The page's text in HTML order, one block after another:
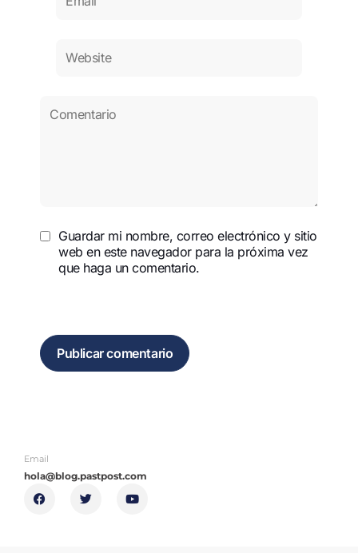
Guardar mi nombre, correo electrónico y sitio
web en este navegador para la próxima vez
que haga un comentario.
Email
hola@blog.pastpost.com
a w o